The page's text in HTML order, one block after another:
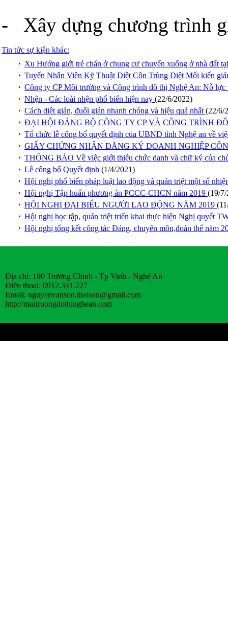
- Xây dựng chương trình
Tin tức sự kiện khác:
Xu Hướng giới trẻ chán ở chung cư chuyển xuống ở nhà đất
Tuyển Nhân Viên Kỹ Thuật Diệt Côn Trùng Diệt Mối kiến
Công ty CP Môi trường và Công trình đô thị Nghệ An: Nỗ
Nhện - Các loài nhện phổ biến hiện nay (22/6/2022)
Cách diệt gián, đuổi gián nhanh chóng và hiệu quả nhất (22/6/
ĐẠI HỘI ĐẢNG BỘ CÔNG TY CP VÀ CÔNG TRÌNH
Tổ chức lễ công bố quyết định của UBND tỉnh Nghệ an về
GIẤY CHỨNG NHẬN ĐĂNG KÝ DOANH NGHIỆP
THÔNG BÁO Về việc giới thiệu chức danh và chữ ký của
Lễ công bố Quyết định (1/4/2021)
Hội nghị phổ biến pháp luật lao động và quán triệt một số
Hội nghị Tập huấn phương án PCCC-CHCN năm 2019 (19/
HỘI NGHỊ ĐẠI BIỂU NGƯỜI LAO ĐỘNG NĂM 2019
Hội nghị học tập, quán triệt triển khai thực hiện Nghị quyết
Hội nghị tổng kết công tác Đảng, chuyên môn,đoàn thể năm
Địa chỉ: 190 Trường Chinh - Tp Vinh - Nghệ An
Điện thoại: 0912.341.227
Email: nguyenvanson.thaison@gmail.com
http://moitruongdothinghean.com